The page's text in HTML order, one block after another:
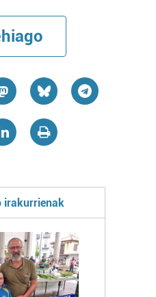
irakurrienak